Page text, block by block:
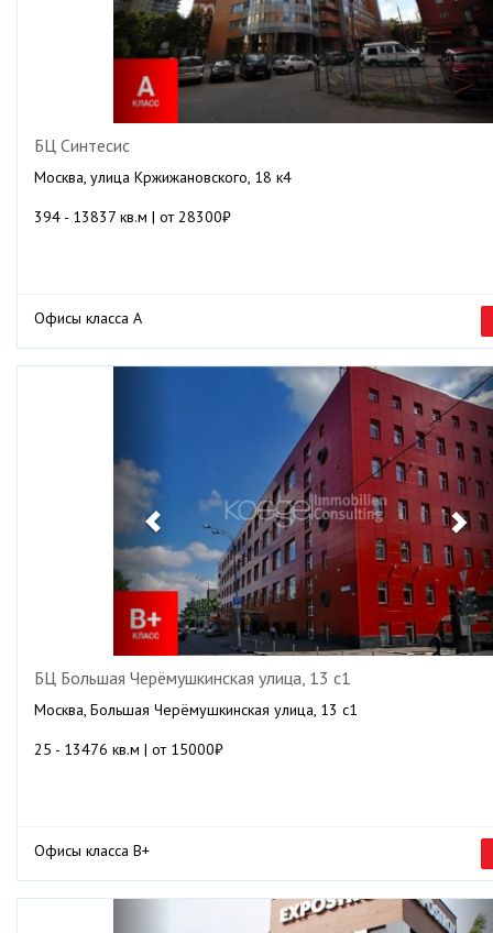
БЦ Синтесис
Москва, улица Кржижановского, 18 к4
394 - 13837 кв.м | от 28300₽
Офисы класса А
Previous
БЦ Большая Черёмушкинская улица, 13 с1
Москва, Большая Черёмушкинская улица, 13 с1
25 - 13476 кв.м | от 15000₽
Офисы класса B+